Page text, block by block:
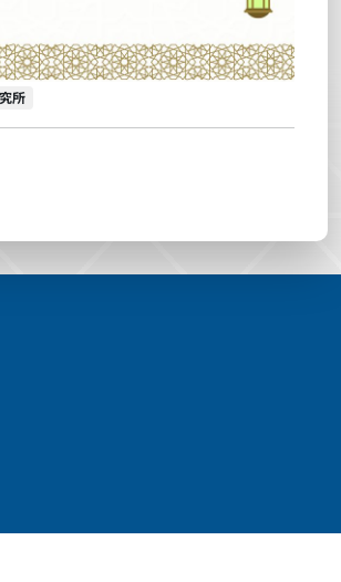
所